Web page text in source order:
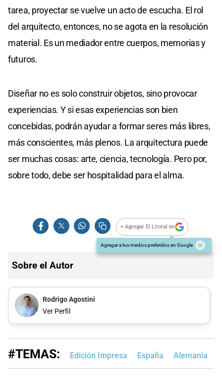
tarea, proyectar se vuelve un acto de escucha. El rol
del arquitecto, entonces, no se agota en la resolución
material. Es un mediador entre cuerpos, memorias y
futuros.
Diseñar no es solo construir objetos, sino provocar
experiencias. Y si esas experiencias son bien
concebidas, podrán ayudar a formar seres más libres,
más conscientes, más plenos. La arquitectura puede
ser muchas cosas: arte, ciencia, tecnología. Pero por,
sobre todo, debe ser hospitalidad para el alma.
+ Agregar El Litoral en
Agregar a tus medios preferidos en Google
Sobre el Autor
Rodrigo Agostini
Ver Perfil
#TEMAS: Edición Impresa España Alemania